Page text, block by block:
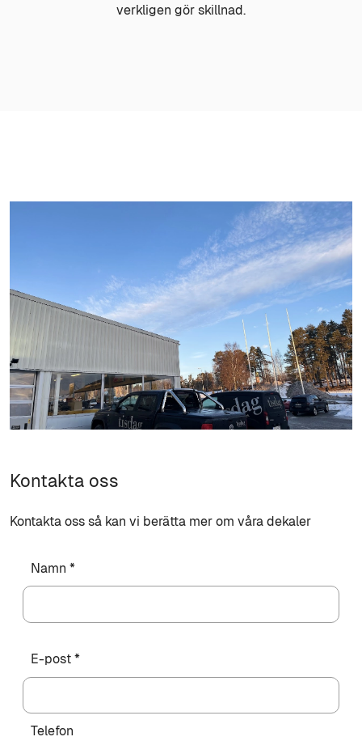
verkligen gör skillnad.
Kontakta oss
Kontakta oss så kan vi berätta mer om våra dekaler
Namn *
E-post *
Telefon